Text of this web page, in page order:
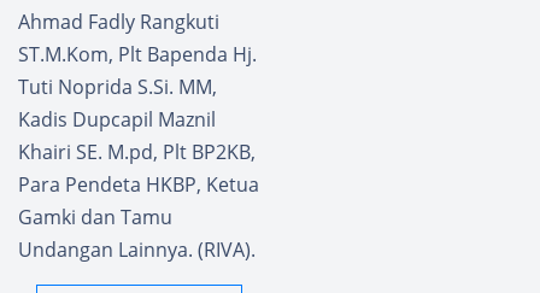
Ahmad Fadly Rangkuti
ST.M.Kom, Plt Bapenda Hj.
Tuti Noprida S.Si. MM,
Kadis Dupcapil Maznil
Khairi SE. M.pd, Plt BP2KB,
Para Pendeta HKBP, Ketua
Gamki dan Tamu
Undangan Lainnya. (RIVA).